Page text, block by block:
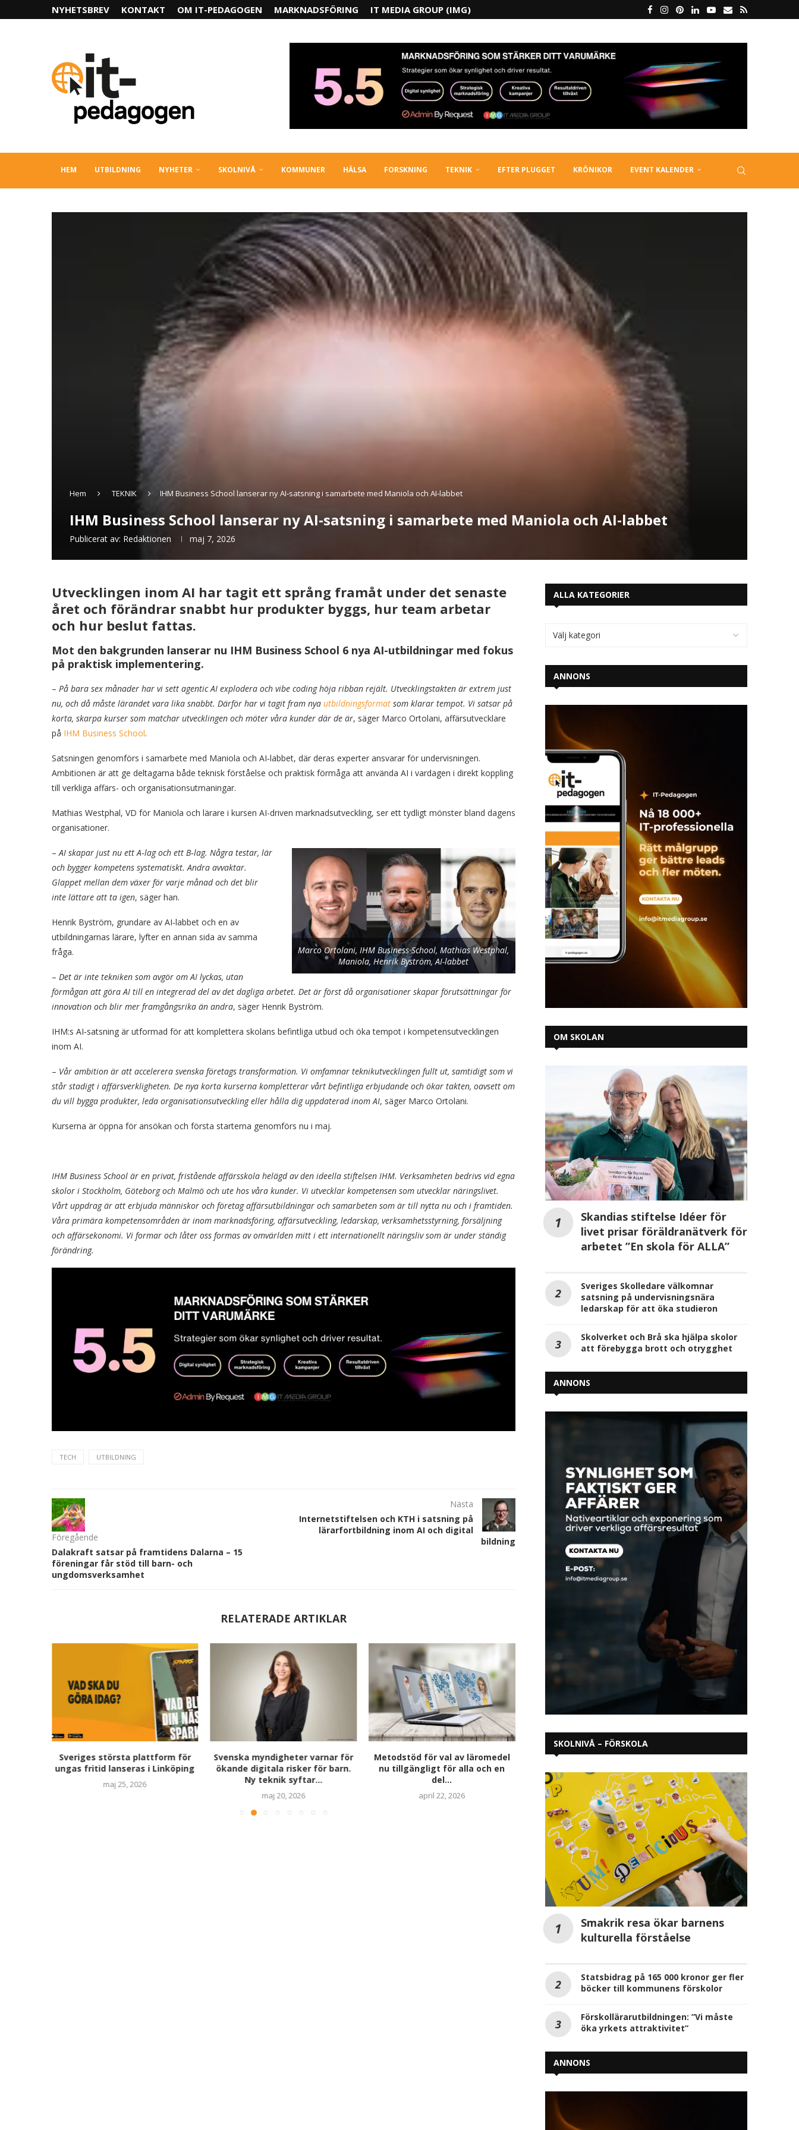
NYHETSBREV KONTAKT OM IT-PEDAGOGEN MARKNADSFÖRING IT MEDIA GROUP (IMG)
HEM UTBILDNING NYHETER SKOLNIVÅ KOMMUNER HÄLSA FORSKNING TEKNIK EFTER PLUGGET KRÖNIKOR EVENT KALENDER
Hem TEKNIK IHM Business School lanserar ny AI‑satsning i samarbete med Maniola och AI‑labbet
IHM Business School lanserar ny AI‑satsning i samarbete med Maniola och AI‑labbet
Publicerat av: Redaktionen maj 7, 2026
Utvecklingen inom AI har tagit ett språng framåt under det senaste
året och förändrar snabbt hur produkter byggs, hur team arbetar
och hur beslut fattas.
Mot den bakgrunden lanserar nu IHM Business School 6 nya AI-utbildningar med fokus
på praktisk implementering.
– På bara sex månader har vi sett agentic AI explodera och vibe coding höja ribban rejält. Utvecklingstakten är extrem just
nu, och då måste lärandet vara lika snabbt. Därför har vi tagit fram nya utbildningsformat som klarar tempot. Vi satsar på
korta, skarpa kurser som matchar utvecklingen och möter våra kunder där de är, säger Marco Ortolani, affärsutvecklare
på IHM Business School.
Satsningen genomförs i samarbete med Maniola och AI‑labbet, där deras experter ansvarar för undervisningen.
Ambitionen är att ge deltagarna både teknisk förståelse och praktisk förmåga att använda AI i vardagen i direkt koppling
till verkliga affärs- och organisationsutmaningar.
Mathias Westphal, VD för Maniola och lärare i kursen AI-driven marknadsutveckling, ser ett tydligt mönster bland dagens
organisationer.
Marco Ortolani, IHM Business School, Mathias Westphal,
Maniola, Henrik Byström, AI-labbet
–AI skapar just nu ett A‑lag och ett B‑lag. Några testar, lär
och bygger kompetens systematiskt. Andra avvaktar.
Glappet mellan dem växer för varje månad och det blir
inte lättare att ta igen, säger han.
Henrik Byström, grundare av AI‑labbet och en av
utbildningarnas lärare, lyfter en annan sida av samma
fråga.
– Det är inte tekniken som avgör om AI lyckas, utan
förmågan att göra AI till en integrerad del av det dagliga arbetet. Det är först då organisationer skapar förutsättningar för
innovation och blir mer framgångsrika än andra, säger Henrik Byström.
IHM:s AI‑satsning är utformad för att komplettera skolans befintliga utbud och öka tempot i kompetensutvecklingen
inom AI.
– Vår ambition är att accelerera svenska företags transformation. Vi omfamnar teknikutvecklingen fullt ut, samtidigt som vi
står stadigt i affärsverkligheten. De nya korta kurserna kompletterar vårt befintliga erbjudande och ökar takten, oavsett om
du vill bygga produkter, leda organisationsutveckling eller hålla dig uppdaterad inom AI, säger Marco Ortolani.
Kurserna är öppna för ansökan och första starterna genomförs nu i maj.
IHM Business School är en privat, fristående affärsskola helägd av den ideella stiftelsen IHM. Verksamheten bedrivs vid egna
skolor i Stockholm, Göteborg och Malmö och ute hos våra kunder. Vi utvecklar kompetensen som utvecklar näringslivet.
Vårt uppdrag är att erbjuda människor och företag affärsutbildningar och samarbeten som är till nytta nu och i framtiden.
Våra primära kompetensområden är inom marknadsföring, affärsutveckling, ledarskap, verksamhetsstyrning, försäljning
och affärsekonomi. Vi formar och låter oss formas av omvärlden mitt i ett internationellt näringsliv som är under ständig
förändring.
TECH UTBILDNING
Föregående
Dalakraft satsar på framtidens Dalarna – 15
föreningar får stöd till barn- och
ungdomsverksamhet
Nästa
Internetstiftelsen och KTH i satsning på
lärarfortbildning inom AI och digital
bildning
RELATERADE ARTIKLAR
Sveriges största plattform för
ungas fritid lanseras i Linköping
maj 25, 2026
Svenska myndigheter varnar för
ökande digitala risker för barn.
Ny teknik syftar...
maj 20, 2026
Metodstöd för val av läromedel
nu tillgängligt för alla och en
del...
april 22, 2026
AI som stöd i undervisningen – en
Omniglots lärare
april 21, 2026
23 gymnasieskolor inför
april 16, 2026
ALLA KATEGORIER
ANNONS
OM SKOLAN
Skandias stiftelse Idéer för
livet prisar föräldranätverk för
arbetet ”En skola för ALLA”
Sveriges Skolledare välkomnar
satsning på undervisningsnära
ledarskap för att öka studieron
Skolverket och Brå ska hjälpa skolor
att förebygga brott och otrygghet
ANNONS
SKOLNIVÅ – FÖRSKOLA
Smakrik resa ökar barnens
kulturella förståelse
Statsbidrag på 165 000 kronor ger fler
böcker till kommunens förskolor
Förskollärarutbildningen: ”Vi måste
öka yrkets attraktivitet”
ANNONS